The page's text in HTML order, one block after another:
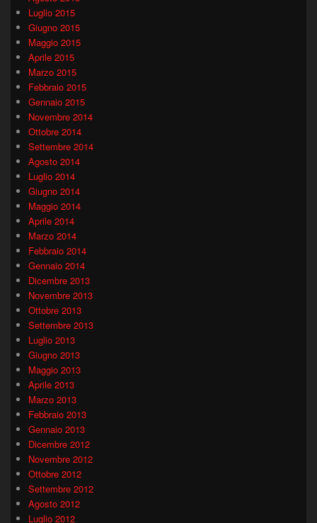
Luglio 2015
Giugno 2015
Maggio 2015
Aprile 2015
Marzo 2015
Febbraio 2015
Gennaio 2015
Novembre 2014
Ottobre 2014
Settembre 2014
Agosto 2014
Luglio 2014
Giugno 2014
Maggio 2014
Aprile 2014
Marzo 2014
Febbraio 2014
Gennaio 2014
Dicembre 2013
Novembre 2013
Ottobre 2013
Settembre 2013
Luglio 2013
Giugno 2013
Maggio 2013
Aprile 2013
Marzo 2013
Febbraio 2013
Gennaio 2013
Dicembre 2012
Novembre 2012
Ottobre 2012
Settembre 2012
Agosto 2012
Luglio 2012